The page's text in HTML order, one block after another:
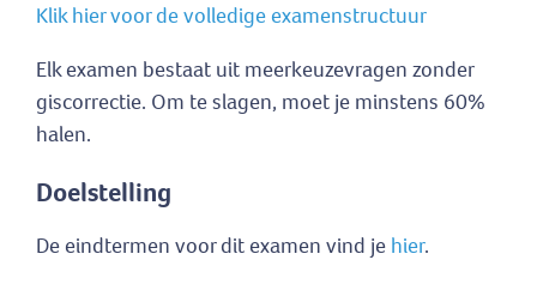
Klik hier voor de volledige examenstructuur
Elk examen bestaat uit meerkeuzevragen zonder
giscorrectie. Om te slagen, moet je minstens 60%
halen.
Doelstelling
De eindtermen voor dit examen vind je hier.